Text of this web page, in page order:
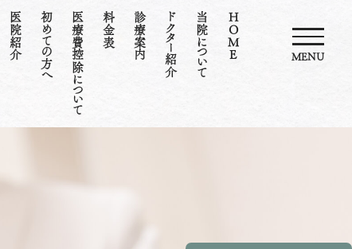
MENU
HOME
当院について
ドクター紹介
診療案内
料金表
医療費控除について
初めての方へ
医院紹介